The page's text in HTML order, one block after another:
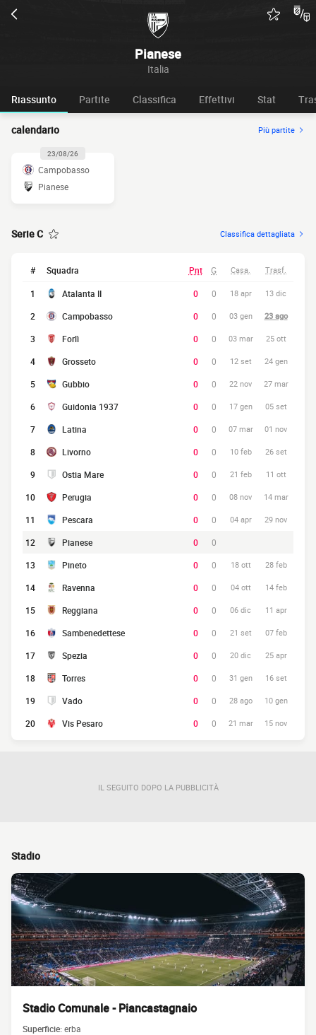
Pianese
Italia
Riassunto Partite Classifica Effettivi Stat
calendario Più partite
23/08/26
Campobasso
Pianese
Serie C Classifica dettagliata
# Squadra Pnt G Casa. Trasf.
1 Atalanta II 0 0 18 apr 13 dic
2 Campobasso 0 0 03 gen 23 ago
3 Forlì 0 0 03 mar 25 ott
4 Grosseto 0 0 12 set 24 gen
5 Gubbio 0 0 22 nov 27 mar
6 Guidonia 1937 0 0 17 gen 05 set
7 Latina 0 0 07 mar 01 nov
8 Livorno 0 0 10 feb 26 set
9 Ostia Mare 0 0 21 feb 11 ott
10 Perugia 0 0 08 nov 14 mar
11 Pescara 0 0 04 apr 29 nov
12 Pianese 0
0
13
Pineto 0 0 18 ott 28 feb
14 Ravenna 0 0 04 ott 14 feb
15 Reggiana 0 0 06 dic 11 apr
16 Sambenedettese 0 0 21 set 07 feb
17 Spezia 0 0 20 dic 25 apr
18 Torres 0 0 31 gen 16 set
19 Vado 0 0 28 ago 10 gen
20 Vis Pesaro 0 0 21 mar 15 nov
IL SEGUITO DOPO LA PUBBLICITÀ
Stadio
Stadio Comunale - Piancastagnaio
Superficie:erba